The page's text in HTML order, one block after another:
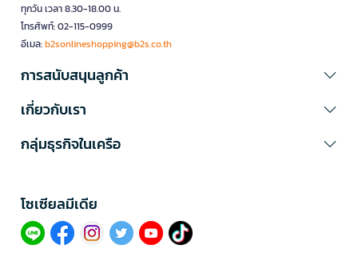
ทุกวัน เวลา 8.30-18.00 น.
โทรศัพท์: 02-115-0999
อีเมล:b2sonlineshopping@b2s.co.th
การสนับสนุนลูกค้า
เกี่ยวกับเรา
กลุ่มธุรกิจในเครือ
โซเซียลมีเดีย​